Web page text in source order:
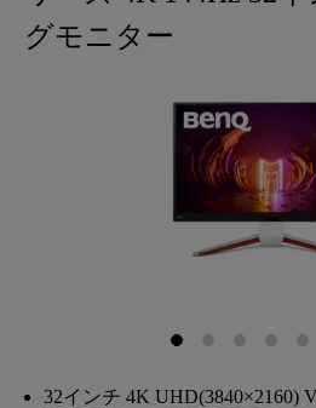
グモニター
32インチ 4K UHD(3840×2160)